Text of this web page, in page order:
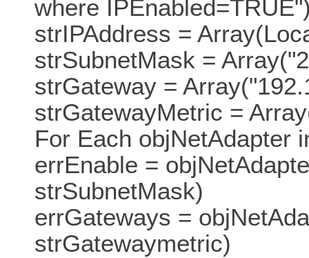
where
strIPAddress =
strSubnetMask =
strGateway =
strGatewayMetric =
For Each objNetAdapter
errEnable =
strSubnetMask)
errGateways =
strGatewaymetric)